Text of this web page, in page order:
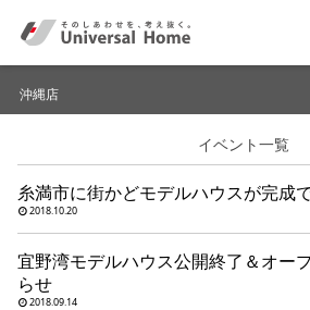
ユニバーサルホームの特長
コンセプトプラン
沖縄店
建築実例・事例
イベント
モデルハウス見学予約
イベント一覧
糸満市に街かどモデルハウスが完成
2018.10.20
宜野湾モデルハウス公開終了＆オー
らせ
2018.09.14